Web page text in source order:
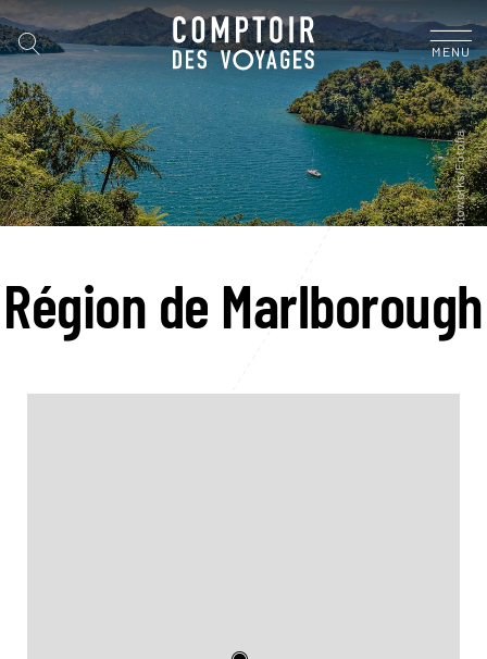
MENU
Région de Marlborough